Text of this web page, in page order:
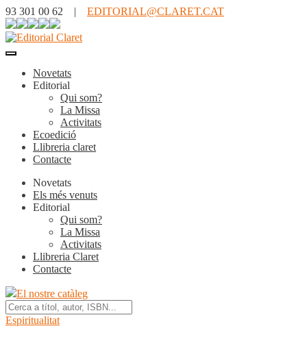
93 301 00 62 | EDITORIAL@CLARET.CAT
Novetats
Editorial
Qui som?
La Missa
Activitats
Ecoedició
Llibreria claret
Contacte
Novetats
Els més venuts
Editorial
Qui som?
La Missa
Activitats
Llibreria Claret
Contacte
El nostre catàleg
Espiritualitat